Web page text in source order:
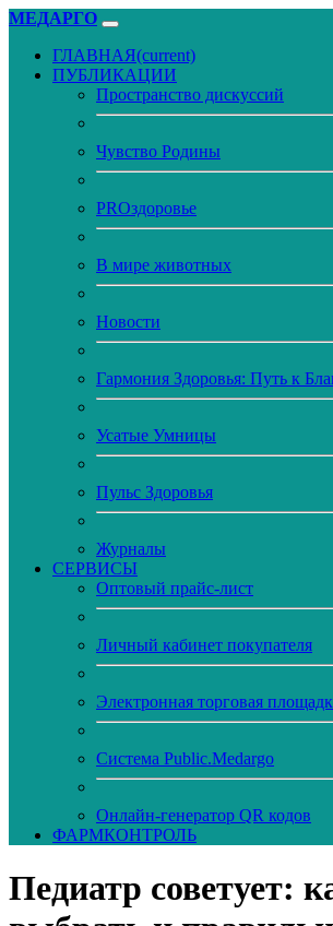
МЕДАРГО
ГЛАВНАЯ(current)
ПУБЛИКАЦИИ
Пространство дискуссий
Чувство Родины
PROздоровье
В мире животных
Новости
Гармония Здоровья: Путь к
Усатые Умницы
Пульс Здоровья
Журналы
CЕРВИСЫ
Оптовый прайс-лист
Личный кабинет покупателя
Электронная торговая
Система Public.Medargo
Онлайн-генератор QR кодов
ФАРМКОНТРОЛЬ
Педиатр советует: